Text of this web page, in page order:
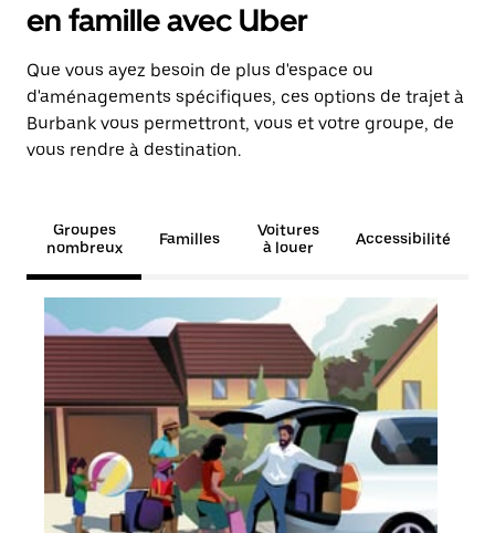
en famille avec Uber
Que vous ayez besoin de plus d'espace ou
d'aménagements spécifiques, ces options de trajet à
Burbank vous permettront, vous et votre groupe, de
vous rendre à destination.
Groupes
nombreux
Familles
Voitures
à louer
Accessibilité